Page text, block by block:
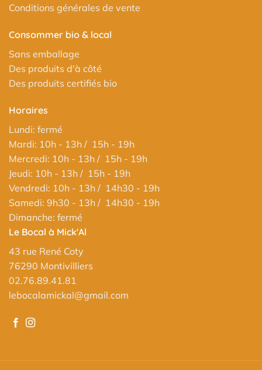
Conditions générales de vente
Consommer bio & local
Sans emballage
Des produits d'à côté
Des produits certifiés bio
Horaires
Lundi: fermé
Mardi: 10h - 13h / 15h - 19h
Mercredi: 10h - 13h / 15h - 19h
Jeudi: 10h - 13h / 15h - 19h
Vendredi: 10h - 13h / 14h30 - 19h
Samedi: 9h30 - 13h / 14h30 - 19h
Dimanche: fermé
Le Bocal à Mick'Al
43 rue René Coty
76290 Montivilliers
02.76.89.41.81
lebocalamickal@gmail.com